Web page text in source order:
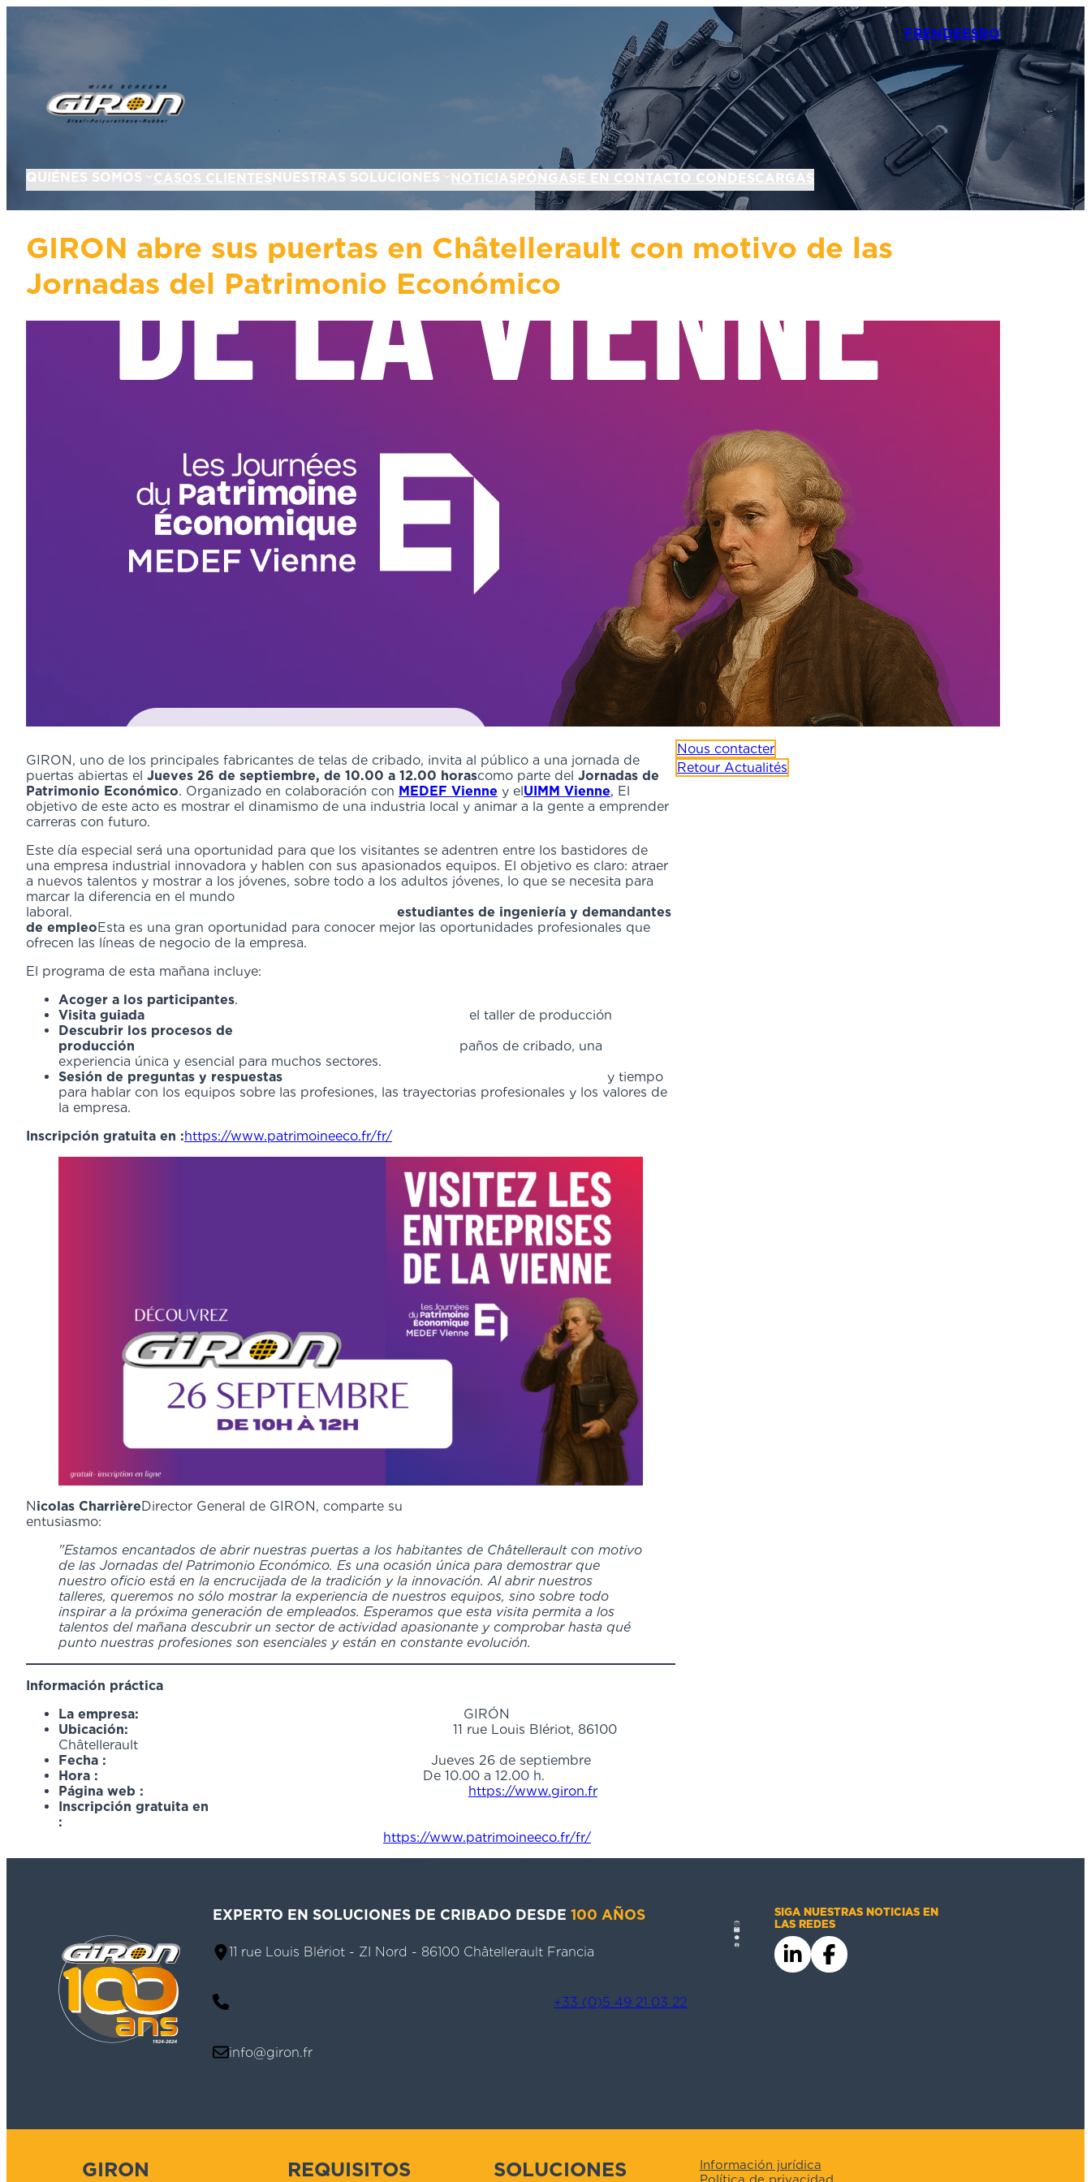
FRENDEESRO
QUIÉNES SOMOS CASOS CLIENTESNUESTRAS SOLUCIONES NOTICIAS PÓNGASE EN CONTACTO CON DESCARGAS
GIRON abre sus puertas en Châtellerault con motivo de las
Jornadas del Patrimonio Económico
GIRON, uno de los principales fabricantes de telas de cribado, invita al público a una jornada de
puertas abiertas el Jueves 26 de septiembre, de 10.00 a 12.00 horascomo parte del Jornadas de
Patrimonio Económico. Organizado en colaboración con MEDEF Vienne y elUIMM Vienne, El
objetivo de este acto es mostrar el dinamismo de una industria local y animar a la gente a emprender
carreras con futuro.
Este día especial será una oportunidad para que los visitantes se adentren entre los bastidores de
una empresa industrial innovadora y hablen con sus apasionados equipos. El objetivo es claro: atraer
a nuevos talentos y mostrar a los jóvenes, sobre todo a los adultos jóvenes, lo que se necesita para
marcar la diferencia en el mundo
laboral. estudiantes de ingeniería y demandantes
de empleoEsta es una gran oportunidad para conocer mejor las oportunidades profesionales que
ofrecen las líneas de negocio de la empresa.
El programa de esta mañana incluye:
Acoger a los participantes.
Visita guiada el taller de producción
Descubrir los procesos de
producción paños de cribado, una
experiencia única y esencial para muchos sectores.
Sesión de preguntas y respuestas y tiempo
para hablar con los equipos sobre las profesiones, las trayectorias profesionales y los valores de
la empresa.
Inscripción gratuita en :https://www.patrimoineeco.fr/fr/
Nicolas CharrièreDirector General de GIRON, comparte su
entusiasmo:
"Estamos encantados de abrir nuestras puertas a los habitantes de Châtellerault con motivo
de las Jornadas del Patrimonio Económico. Es una ocasión única para demostrar que
nuestro oficio está en la encrucijada de la tradición y la innovación. Al abrir nuestros
talleres, queremos no sólo mostrar la experiencia de nuestros equipos, sino sobre todo
inspirar a la próxima generación de empleados. Esperamos que esta visita permita a los
talentos del mañana descubrir un sector de actividad apasionante y comprobar hasta qué
punto nuestras profesiones son esenciales y están en constante evolución.
Información práctica
La empresa: GIRÓN
Ubicación: 11 rue Louis Blériot, 86100
Châtellerault
Fecha : Jueves 26 de septiembre
Hora : De 10.00 a 12.00 h.
Página web :
https://www.giron.fr
Inscripción gratuita en
:
https://www.patrimoineeco.fr/fr/
Nous contacter
Retour Actualités
EXPERTO EN SOLUCIONES DE CRIBADO DESDE100 AÑOS
11 rue Louis Blériot - ZI Nord - 86100 Châtellerault Francia
+33 (0)5 49 21 03 22
info@giron.fr
SIGA NUESTRAS NOTICIAS EN
LAS REDES
GIRON REQUISITOS SOLUCIONES
Información jurídica